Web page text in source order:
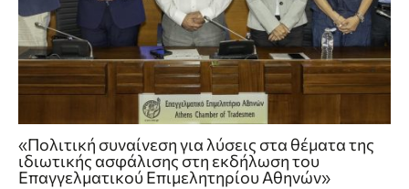
«Πολιτική συναίνεση για λύσεις στα θέματα της
ιδιωτικής ασφάλισης στη εκδήλωση του
Επαγγελματικού Επιμελητηρίου Αθηνών»